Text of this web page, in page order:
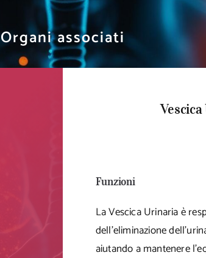
Organi associati
Funzioni
La Vescica Urinaria è
dell’eliminazione
aiutando a mantenere